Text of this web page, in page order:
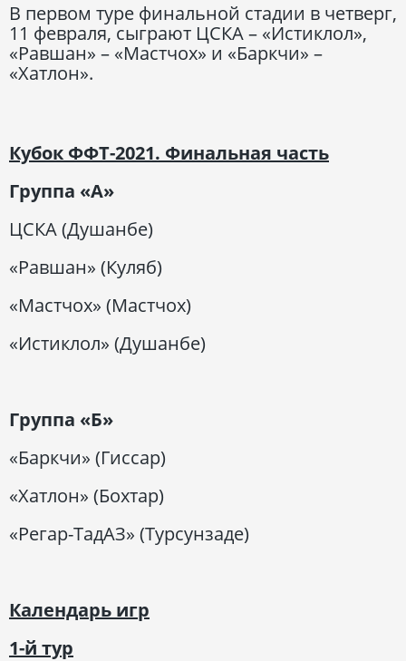
В первом туре финальной стадии в четверг,
11 февраля, сыграют ЦСКА – «Истиклол»,
«Равшан» – «Мастчох» и «Баркчи» –
«Хатлон».
Кубок ФФТ-2021. Финальная часть
Группа «А»
ЦСКА (Душанбе)
«Равшан» (Куляб)
«Мастчох» (Мастчох)
«Истиклол» (Душанбе)
Группа «Б»
«Баркчи» (Гиссар)
«Хатлон» (Бохтар)
«Регар-ТадАЗ» (Турсунзаде)
Календарь игр
1-й тур